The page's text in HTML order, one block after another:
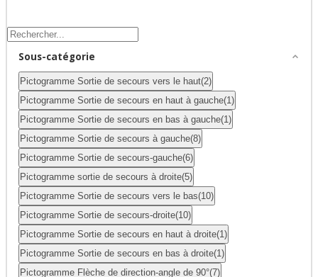
Sous-catégorie
Pictogramme Sortie de secours vers le haut(2)
Pictogramme Sortie de secours en haut à gauche(1)
Pictogramme Sortie de secours en bas à gauche(1)
Pictogramme Sortie de secours à gauche(8)
Pictogramme Sortie de secours-gauche(6)
Pictogramme sortie de secours à droite(5)
Pictogramme Sortie de secours vers le bas(10)
Pictogramme Sortie de secours-droite(10)
Pictogramme Sortie de secours en haut à droite(1)
Pictogramme Sortie de secours en bas à droite(1)
Pictogramme Flèche de direction-angle de 90°(7)